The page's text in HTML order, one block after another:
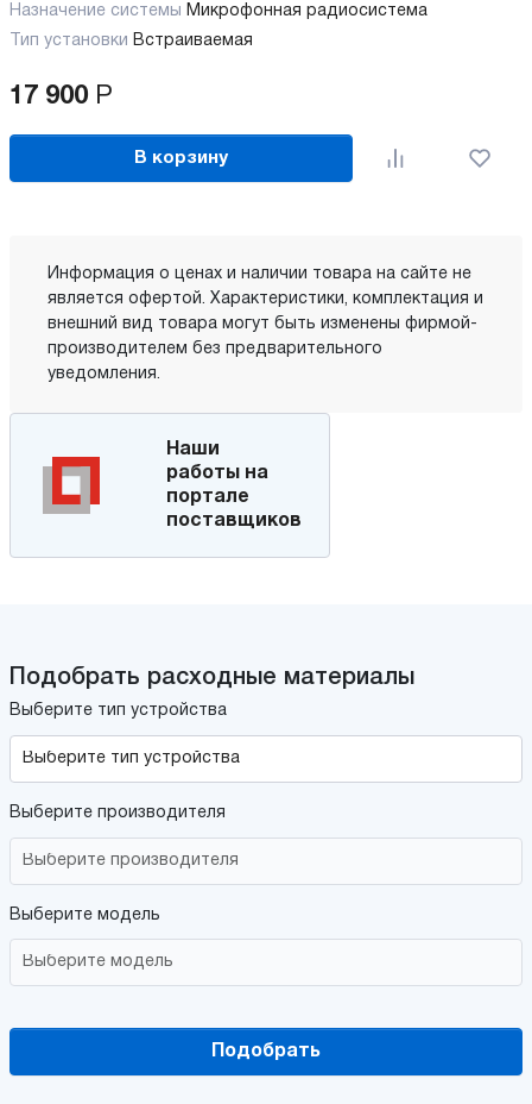
Назначение системы Микрофонная радиосистема
Тип установки Встраиваемая
17 900 Р
В корзину
Информация о ценах и наличии товара на сайте не
является офертой. Характеристики, комплектация и
внешний вид товара могут быть изменены фирмой-
производителем без предварительного
уведомления.
Наши
работы на
портале
поставщиков
Подобрать расходные материалы
Выберите тип устройства
Выберите производителя
Выберите модель
Подобрать